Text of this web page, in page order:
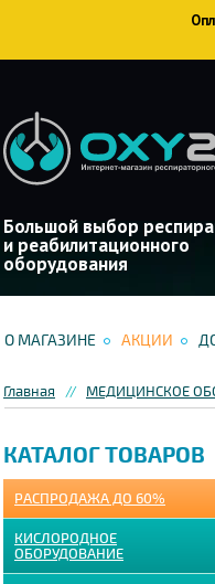
Большой выбор
и реабилитационного
оборудования
О МАГАЗИНЕ АКЦИИ
Главная МЕДИЦИНСКОЕ
КАТАЛОГ ТОВАРОВ
РАСПРОДАЖА ДО 60%
КИСЛОРОДНОЕ
ОБОРУДОВАНИЕ